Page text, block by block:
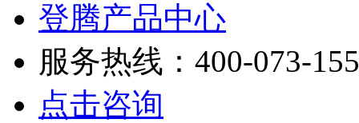
登腾产品中心
服务热线：400-073-
点击咨询